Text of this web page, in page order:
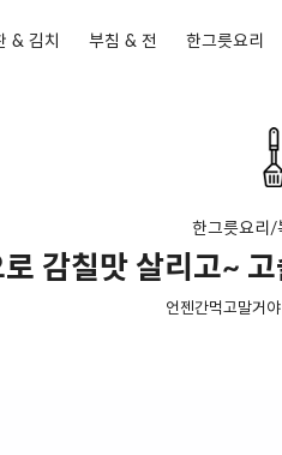
& 김치 부침 & 전 한그릇요리
한그릇요리/
감칠맛 살리고~
언젠간먹고말거야